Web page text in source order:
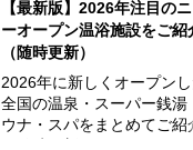
【最新版】2026年注目の
ーオープン温浴施設をご紹
（随時更新）
2026年に新しくオープン
全国の温泉・スーパー銭湯
ウナ・スパをまとめてご紹